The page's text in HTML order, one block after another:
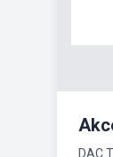
DAC